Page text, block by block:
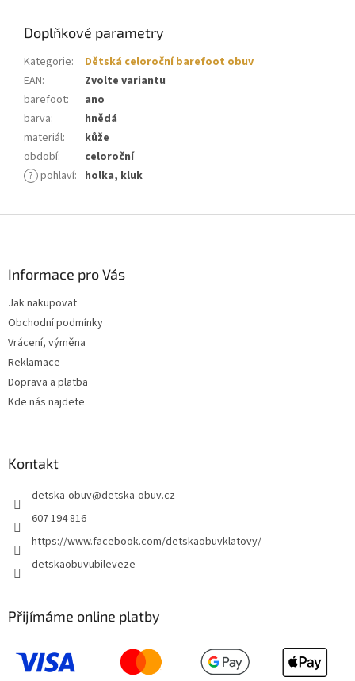
Doplňkové parametry
Kategorie:
Dětská celoroční barefoot obuv
EAN:
Zvolte variantu
barefoot:
ano
barva:
hnědá
materiál:
kůže
období:
celoroční
? pohlaví: holka, kluk
Informace pro Vás
Jak nakupovat
Obchodní podmínky
Vrácení, výměna
Reklamace
Doprava a platba
Kde nás najdete
Kontakt
detska-obuv@detska-obuv.cz
607 194 816
https://www.facebook.com/detskaobuvklatovy/
detskaobuvubileveze
Přijímáme online platby